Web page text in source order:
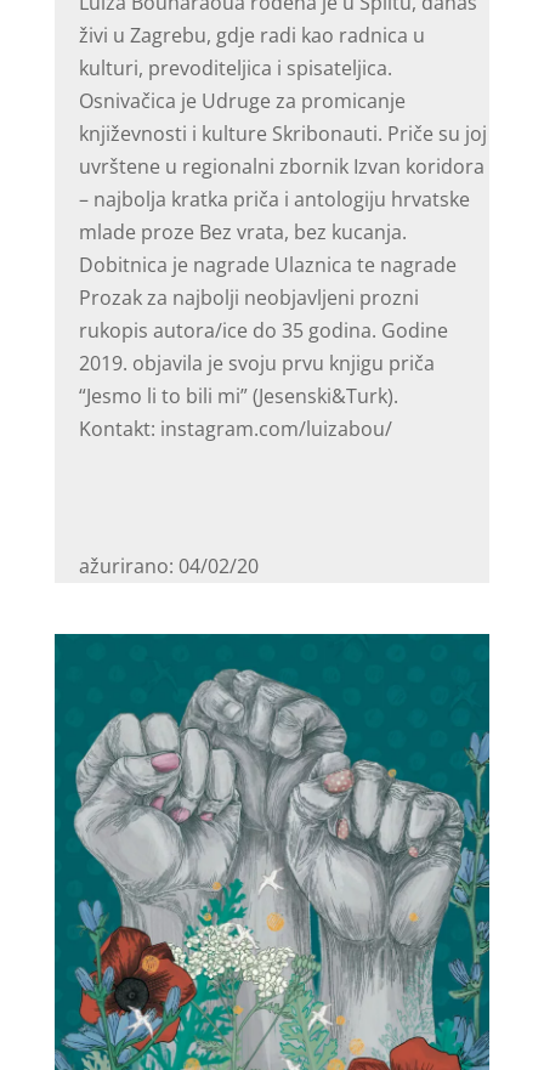
živi u Zagrebu, gdje radi kao radnica u
kulturi, prevoditeljica i spisateljica.
Osnivačica je Udruge za promicanje
književnosti i kulture Skribonauti. Priče su joj
uvrštene u regionalni zbornik Izvan koridora
– najbolja kratka priča i antologiju hrvatske
mlade proze Bez vrata, bez kucanja.
Dobitnica je nagrade Ulaznica te nagrade
Prozak za najbolji neobjavljeni prozni
rukopis autora/ice do 35 godina. Godine
2019. objavila je svoju prvu knjigu priča
“Jesmo li to bili mi” (Jesenski&Turk).
Kontakt: instagram.com/luizabou/
ažurirano: 04/02/20